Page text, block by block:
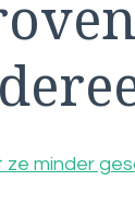
ze minder